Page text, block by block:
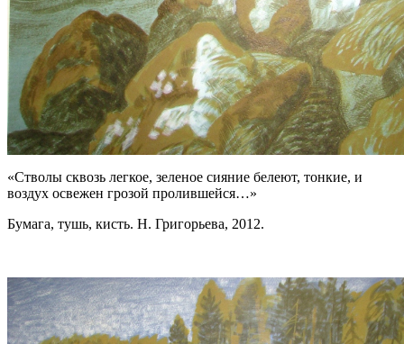
«Стволы сквозь легкое, зеленое сияние белеют, тонкие, и
воздух освежен грозой пролившейся…»
Бумага, тушь, кисть. Н. Григорьева, 2012.